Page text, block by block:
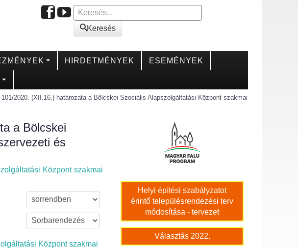
Keresés
HIRDETMÉNYEK ESEMÉNYEK
2020. (XII.16.) határozata a Bölcskei Szociális Alapszolgáltatási Központ szakmai
a Bölcskei
és
Központ szakmai
Központ szakmai
Helyi építési szabályzatot
érintő településrendezési terv
módosítása - tervezet
Választás 2022.